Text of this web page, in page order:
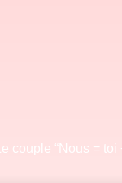
Le couple “Nous =